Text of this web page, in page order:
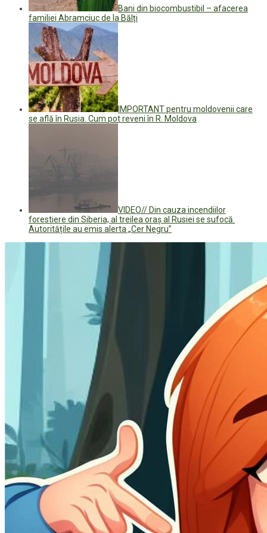
Bani din biocombustibil – afacerea
familiei Abramciuc de la Bălți
IMPORTANT pentru moldovenii care
se află în Rusia. Cum pot reveni în R. Moldova
VIDEO// Din cauza incendiilor
forestiere din Siberia, al treilea oraș al Rusiei se sufocă.
Autoritățile au emis alerta „Cer Negru”